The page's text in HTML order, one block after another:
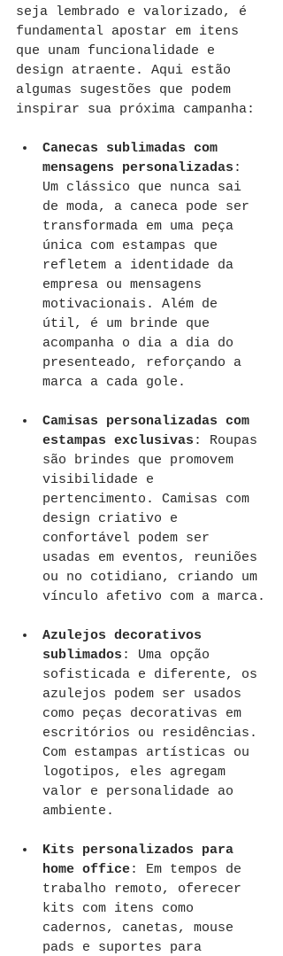
seja lembrado e valorizado, é
fundamental apostar em itens
que unam funcionalidade e
design atraente. Aqui estão
algumas sugestões que podem
inspirar sua próxima campanha:
Canecas sublimadas com
mensagens personalizadas :
Um clássico que nunca sai
de moda, a caneca pode ser
transformada em uma peça
única com estampas que
refletem a identidade da
empresa ou mensagens
motivacionais. Além de
útil, é um brinde que
acompanha o dia a dia do
presenteado, reforçando a
marca a cada gole.
Camisas personalizadas com
estampas exclusivas : Roupas
são brindes que promovem
visibilidade e
pertencimento. Camisas com
design criativo e
confortável podem ser
usadas em eventos, reuniões
ou no cotidiano, criando um
vínculo afetivo com a marca.
Azulejos decorativos
sublimados : Uma opção
sofisticada e diferente, os
azulejos podem ser usados
como peças decorativas em
escritórios ou residências.
Com estampas artísticas ou
logotipos, eles agregam
valor e personalidade ao
ambiente.
Kits personalizados para
home office: Em tempos de
trabalho remoto, oferecer
kits com itens como
cadernos, canetas, mouse
pads e suportes para